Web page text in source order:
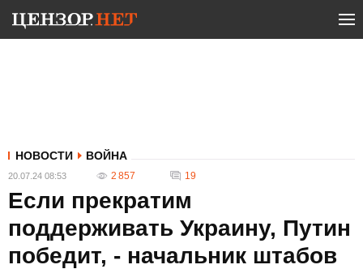
НОВОСТИ ВОЙНА
20.07.24 08:53 2 857 19
Если прекратим
поддерживать Украину, Путин
победит, - начальник штабов